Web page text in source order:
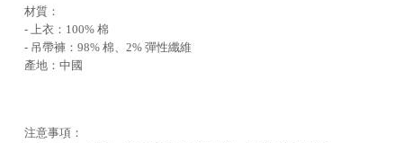
材質：
- 上衣：100% 棉
- 吊帶褲：98% 棉、2% 彈性纖維
產地：中國
注意事項：